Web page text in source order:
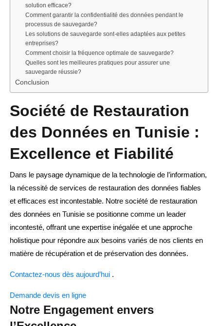
solution efficace?
Comment garantir la confidentialité des données pendant le
processus de sauvegarde?
Les solutions de sauvegarde sont-elles adaptées aux petites
entreprises?
Comment choisir la fréquence optimale de sauvegarde?
Quelles sont les meilleures pratiques pour assurer une
sauvegarde réussie?
Conclusion
Société de Restauration
des Données en Tunisie :
Excellence et Fiabilité
Dans le paysage dynamique de la technologie de l’information,
la nécessité de services de restauration des données fiables
et efficaces est incontestable. Notre société de restauration
des données en Tunisie se positionne comme un leader
incontesté, offrant une expertise inégalée et une approche
holistique pour répondre aux besoins variés de nos clients en
matière de récupération et de préservation des données.
Contactez-nous dès aujourd’hui .
Demande devis en ligne
Notre Engagement envers